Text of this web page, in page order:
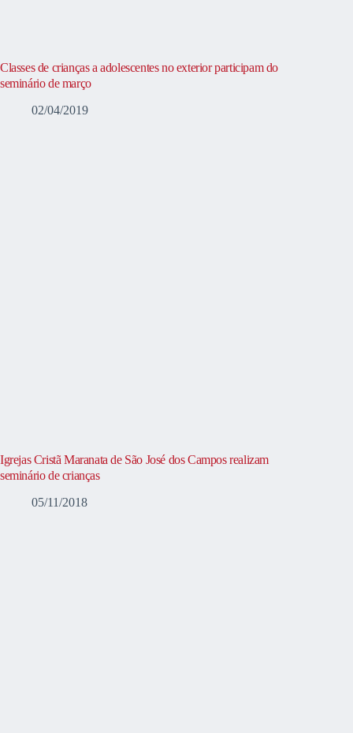
Classes de crianças a adolescentes no exterior participam do
seminário de março
02/04/2019
Igrejas Cristã Maranata de São José dos Campos realizam
seminário de crianças
05/11/2018